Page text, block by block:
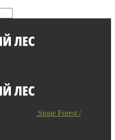
Stone Forest /